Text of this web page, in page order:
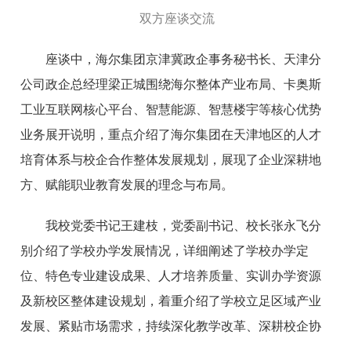
双方座谈交流
座谈中，海尔集团京津冀政企事务秘书长、天津分
公司政企总经理梁正城围绕海尔整体产业布局、卡奥斯
工业互联网核心平台、智慧能源、智慧楼宇等核心优势
业务展开说明，重点介绍了海尔集团在天津地区的人才
培育体系与校企合作整体发展规划，展现了企业深耕地
方、赋能职业教育发展的理念与布局。
我校党委书记王建枝，党委副书记、校长张永飞分
别介绍了学校办学发展情况，详细阐述了学校办学定
位、特色专业建设成果、人才培养质量、实训办学资源
及新校区整体建设规划，着重介绍了学校立足区域产业
发展、紧贴市场需求，持续深化教学改革、深耕校企协